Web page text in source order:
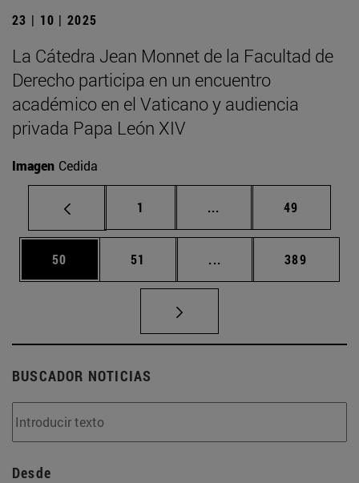
23 | 10 | 2025
La Cátedra Jean Monnet de la Facultad de
Derecho participa en un encuentro
académico en el Vaticano y audiencia
privada Papa León XIV
Imagen Cedida
Página
1 ... Páginas intermedias
Página
49
Página
50 Página
51 ... Páginas intermedias
Página
389
BUSCADOR NOTICIAS
Desde